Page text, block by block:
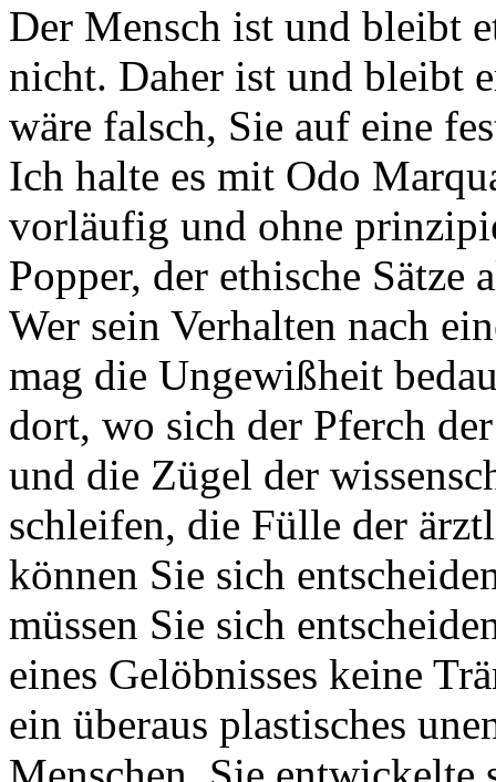
Der Mensch ist und bleibt
nicht. Daher ist und bleibt
wäre falsch, Sie auf eine
Ich halte es mit Odo
vorläufig und ohne
Popper, der ethische
Wer sein Verhalten nach
mag die Ungewißheit
dort, wo sich der Pferch
und die Zügel der
schleifen, die Fülle der
können Sie sich
müssen Sie sich
eines Gelöbnisses keine
ein überaus plastisches